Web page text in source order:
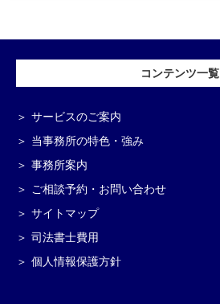
コンテンツ一覧
サービスのご案内
当事務所の特色・強み
事務所案内
ご相談予約・お問い合わせ
サイトマップ
司法書士費用
個人情報保護方針